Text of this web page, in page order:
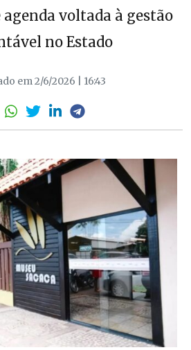
voltada à gestão
no Estado
em 2/6/2026 | 16:43